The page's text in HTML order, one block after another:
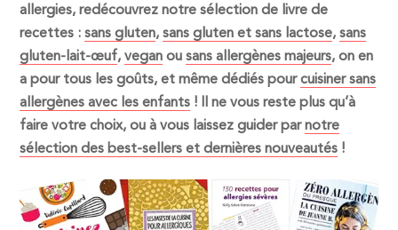
allergies, redécouvrez notre sélection de livre de
recettes :sans gluten,sans gluten et sans lactose,sans
gluten-lait-œuf,vegan ousans allergènes majeurs, on en
a pour tous les goûts, et même dédiés pourcuisiner sans
allergènes avec les enfants ! Il ne vous reste plus qu’à
faire votre choix, ou à vous laissez guider parnotre
sélection des best-sellers et dernières nouveautés !